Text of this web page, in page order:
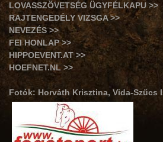
LOVASSZÖVETSÉG ÜGYFÉLKAPU >>
RAJTENGEDÉLY VIZSGA >>
NEVEZÉS >>
FEI HONLAP >>
HIPPOEVENT.AT >>
HOEFNET.NL >>
Fotók: Horváth Krisztina, Vida-Szűcs